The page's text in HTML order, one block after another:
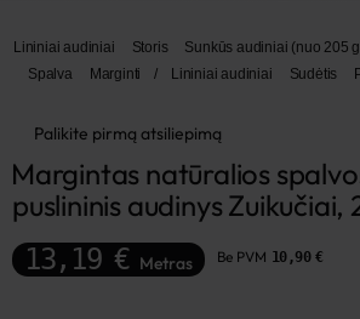
Lininiai audiniai Storis Sunkūs audiniai (nuo 205
Spalva
Marginti / Lininiai audiniai Sudėtis
Palikite pirmą atsiliepimą
Margintas natūralios
puslininis audinys Zuikučiai,
13,19 € Metras Be PVM 10,90 €